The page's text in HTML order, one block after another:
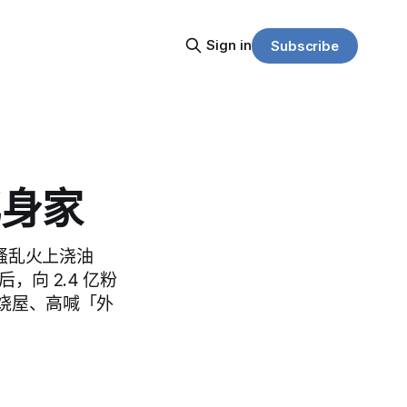
Sign in Subscribe
家
乱火上浇油
，向 2.4 亿粉
屋、高喊「外